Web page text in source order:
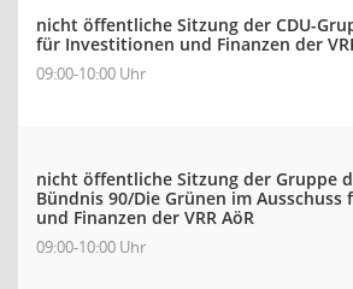
nicht öffentliche Sitzung der CDU-
für Investitionen und Finanzen der
09:00-10:00 Uhr
nicht öffentliche Sitzung der Gruppe
Bündnis 90/Die Grünen im
und Finanzen der VRR AöR
09:00-10:00 Uhr